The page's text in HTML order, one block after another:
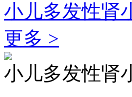
小儿多发性肾
更多 >
小儿多发性肾